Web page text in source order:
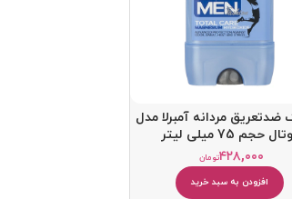
ضدتعریق مردانه آمبرلا مدل
حجم 75 میلی لیتر
تومان۴۲۸,۰۰۰
افزودن به سبد خرید